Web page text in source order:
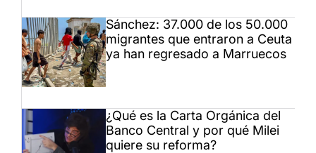
Sánchez: 37.000 de los 50.000
migrantes que entraron a Ceuta
ya han regresado a Marruecos
¿Qué es la Carta Orgánica del
Banco Central y por qué Milei
quiere su reforma?